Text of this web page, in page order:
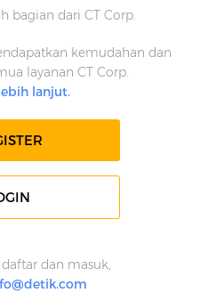
bagian dari CT Corp.
kemudahan dan
layanan CT Corp.
lanjut.
dan masuk,